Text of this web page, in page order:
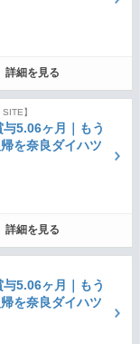
詳細を見る
】
5.06ヶ月｜もう
を奈良ダイハツ
詳細を見る
5.06ヶ月｜もう
を奈良ダイハツ